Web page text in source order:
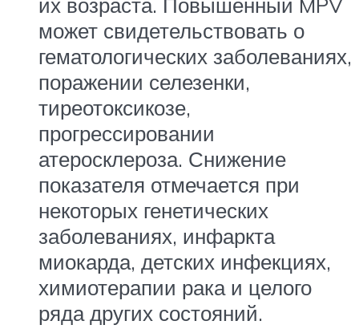
может свидетельствовать о
гематологических заболеваниях,
поражении селезенки,
тиреотоксикозе,
прогрессировании
атеросклероза. Снижение
показателя отмечается при
некоторых генетических
заболеваниях, инфаркта
миокарда, детских инфекциях,
химиотерапии рака и целого
ряда других состояний.